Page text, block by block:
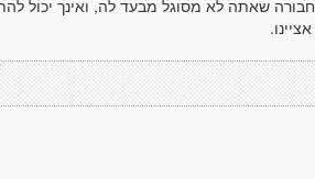
שאתה לא מסוגל מבעד לה, ואינך יכול